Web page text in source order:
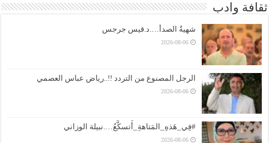
ثقافة وادب
شهيةُ الصدأ….د.قيس جرجس
2026-08-06
الرجل المصنوع من التردد !!..رياض عباس العصمي
2026-08-06
#فِي_هَذهِ_المَتاهةِ_أَتسكَّعُ….نبيلة الوزاني
2026-08-06